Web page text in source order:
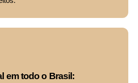
em todo o Brasil: